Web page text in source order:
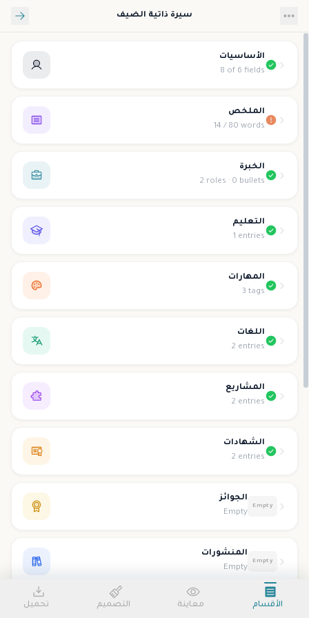
تخطي إلى المحتوى الرئيسيسيرة ذاتية الضيف
الأساسيات
8 of 6 fields
الملخص
14 / 80 words
الخبرة
2 roles · 0 bullets
التعليم
1 entries
المهارات
3 tags
اللغات
2 entries
المشاريع
2 entries
الشهادات
2 entries
الجوائز
Empty
Empty
المنشورات
Empty
Empty
الأقسام معاينة التصميم تحميل